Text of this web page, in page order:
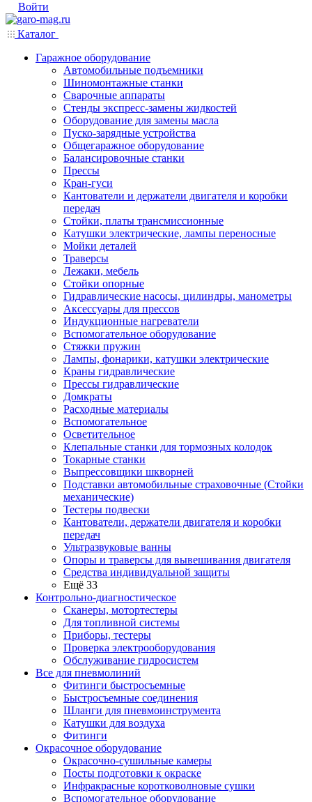
Войти
Каталог
Гаражное оборудование
Автомобильные подъемники
Шиномонтажные станки
Сварочные аппараты
Стенды экспресс-замены жидкостей
Оборудование для замены масла
Пуско-зарядные устройства
Общегаражное оборудование
Балансировочные станки
Прессы
Кран-гуси
Кантователи и держатели двигателя и коробки
передач
Стойки, платы трансмиссионные
Катушки электрические, лампы переносные
Мойки деталей
Траверсы
Лежаки, мебель
Стойки опорные
Гидравлические насосы, цилиндры, манометры
Аксессуары для прессов
Индукционные нагреватели
Вспомогательное оборудование
Стяжки пружин
Лампы, фонарики, катушки электрические
Краны гидравлические
Прессы гидравлические
Домкраты
Расходные материалы
Вспомогательное
Осветительное
Клепальные станки для тормозных колодок
Токарные станки
Выпрессовщики шкворней
Подставки автомобильные страховочные (Стойки
механические)
Тестеры подвески
Кантователи, держатели двигателя и коробки
передач
Ультразвуковые ванны
Опоры и траверсы для вывешивания двигателя
Средства индивидуальной защиты
Ещё 33
Контрольно-диагностическое
Сканеры, мотортестеры
Для топливной системы
Приборы, тестеры
Проверка электрооборудования
Обслуживание гидросистем
Все для пневмолиний
Фитинги быстросъемные
Быстросъемные соединения
Шланги для пневмоинструмента
Катушки для воздуха
Фитинги
Окрасочное оборудование
Окрасочно-сушильные камеры
Посты подготовки к окраске
Инфракрасные коротковолновые сушки
Вспомогательное оборудование